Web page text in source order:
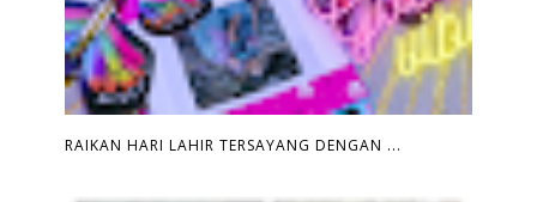
RAIKAN HARI LAHIR TERSAYANG DENGAN ...